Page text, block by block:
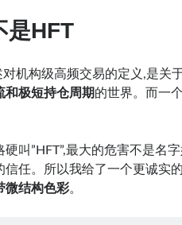
HFT
对机构级高频交易的定义,是关
和极短持仓周期的世界。而一
叫”HFT”,最大的危害不是名
信任。所以我给了一个更诚实
微结构色彩。